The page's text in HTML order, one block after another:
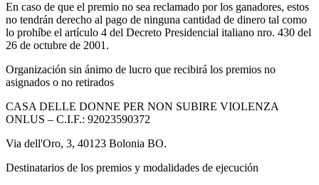
En caso de que el premio no sea reclamado por los ganadores, estos
no tendrán derecho al pago de ninguna cantidad de dinero tal como
lo prohíbe el artículo 4 del Decreto Presidencial italiano nro. 430 del
26 de octubre de 2001.
Organización sin ánimo de lucro que recibirá los premios no
asignados o no retirados
CASA DELLE DONNE PER NON SUBIRE VIOLENZA
ONLUS – C.I.F.: 92023590372
Via dell'Oro, 3, 40123 Bolonia BO.
Destinatarios de los premios y modalidades de ejecución